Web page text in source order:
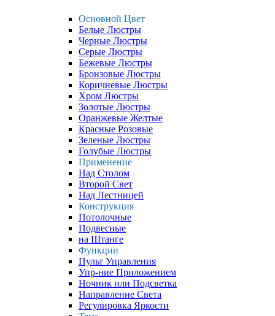
Основной Цвет
Белые Люстры
Черные Люстры
Серые Люстры
Бежевые Люстры
Бронзовые Люстры
Коричневые Люстры
Хром Люстры
Золотые Люстры
Оранжевые Желтые
Красные Розовые
Зеленые Люстры
Голубые Люстры
Применение
Над Столом
Второй Свет
Над Лестницей
Конструкция
Потолочные
Подвесные
на Штанге
Функции
Пульт Управления
Упр-ние Приложением
Ночник или Подсветка
Направление Света
Регулировка Яркости